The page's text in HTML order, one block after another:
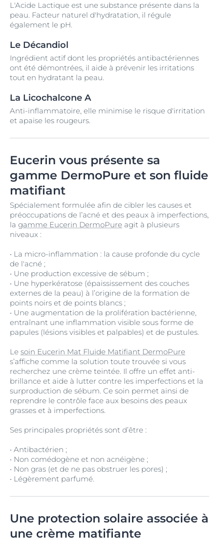
L'Acide Lactique est une substance présente dans la
peau. Facteur naturel d'hydratation, il régule
également le pH.
Le Décandiol
Ingrédient actif dont les propriétés antibactériennes
ont été démontrées, il aide à prévenir les irritations
tout en hydratant la peau.
La Licochalcone A
Anti-inflammatoire, elle minimise le risque d'irritation
et apaise les rougeurs.
Eucerin vous présente sa
gamme DermoPure et son fluide
matifiant
Spécialement formulée afin de cibler les causes et
préoccupations de l’acné et des peaux à imperfections,
la gamme Eucerin DermoPure agit à plusieurs
niveaux :
• La micro-inflammation : la cause profonde du cycle
de l'acné ;
• Une production excessive de sébum ;
• Une hyperkératose (épaississement des couches
externes de la peau) à l’origine de la formation de
points noirs et de points blancs ;
• Une augmentation de la prolifération bactérienne,
entraînant une inflammation visible sous forme de
papules (lésions visibles et palpables) et de pustules.
Le soin Eucerin Mat Fluide Matifiant DermoPure
s’affiche comme la solution toute trouvée si vous
recherchez une crème teintée. Il offre un effet anti-
brillance et aide à lutter contre les imperfections et la
surproduction de sébum. Ce soin permet ainsi de
reprendre le contrôle face aux besoins des peaux
grasses et à imperfections.
Ses principales propriétés sont d’être :
• Antibactérien ;
• Non comédogène et non acnéigène ;
• Non gras (et de ne pas obstruer les pores) ;
• Légèrement parfumé.
Une protection solaire associée à
une crème matifiante